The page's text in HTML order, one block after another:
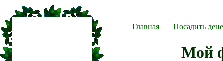
Главная Посадить
Мой